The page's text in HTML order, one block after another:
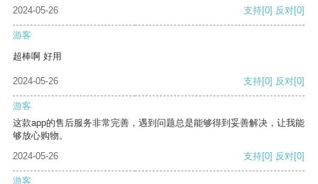
2024-05-26 支持[0] 反对[0]
游客
超棒啊 好用
2024-05-26 支持[0] 反对[0]
游客
这款app的售后服务非常完善，遇到问题总是能够得到妥善解决，让我能
够放心购物。
2024-05-26
支持[0] 反对[0]
游客